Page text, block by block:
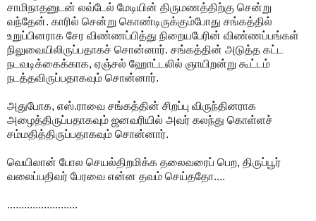
சாமிநாதனுடன் லவ்டேல் மேடியின் திருமணத்திற்கு சென்று
வந்தேன். காரில் சென்று கொண்டிருக்கும்போது சங்கத்தில்
உறுப்பினராக சேர விண்ணப்பித்து நிறையபேரின் விண்ணப்பங்கள்
நிலுவையிலிருப்பதாகச் சொன்னார். சங்கத்தின் அடுத்த கட்ட
நடவடிக்கைக்காக, ஏஞ்சல் ஹோட்டலில் ஞாயிறன்று கூட்டம்
நடத்தவிருப்பதாகவும் சொன்னார்.
அதுபோக, எஸ்.ராவை சங்கத்தின் சிறப்பு விருந்தினராக
அழைத்திருப்பதாகவும் ஜனவரியில் அவர் கலந்து கொள்ளச்
சம்மதித்திருப்பதாகவும் சொன்னார்.
வெயிலான் போல செயல்திறமிக்க தலைவரைப் பெற, திருப்பூர்
வலைப்பதிவர் பேரவை என்ன தவம் செய்ததோ....
.........................